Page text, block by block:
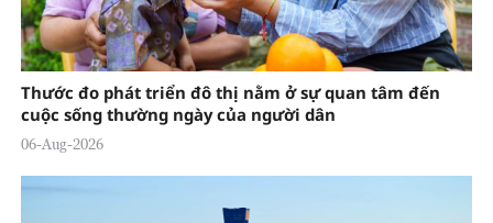
Thước đo phát triển đô thị nằm ở sự quan tâm đến
cuộc sống thường ngày của người dân
06-Aug-2026